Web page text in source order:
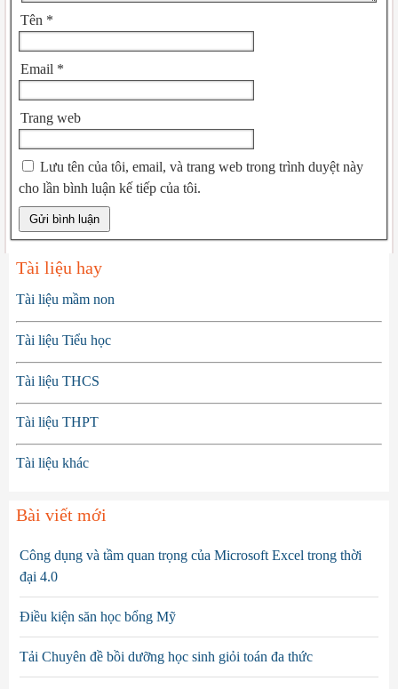
Tên *
Email *
Trang web
Lưu tên của tôi, email, và trang web trong trình duyệt này
cho lần bình luận kế tiếp của tôi.
Tài liệu hay
Tài liệu mầm non
Tài liệu Tiểu học
Tài liệu THCS
Tài liệu THPT
Tài liệu khác
Bài viết mới
Công dụng và tầm quan trọng của Microsoft Excel trong thời
đại 4.0
Điều kiện săn học bổng Mỹ
Tải Chuyên đề bồi dưỡng học sinh giỏi toán đa thức